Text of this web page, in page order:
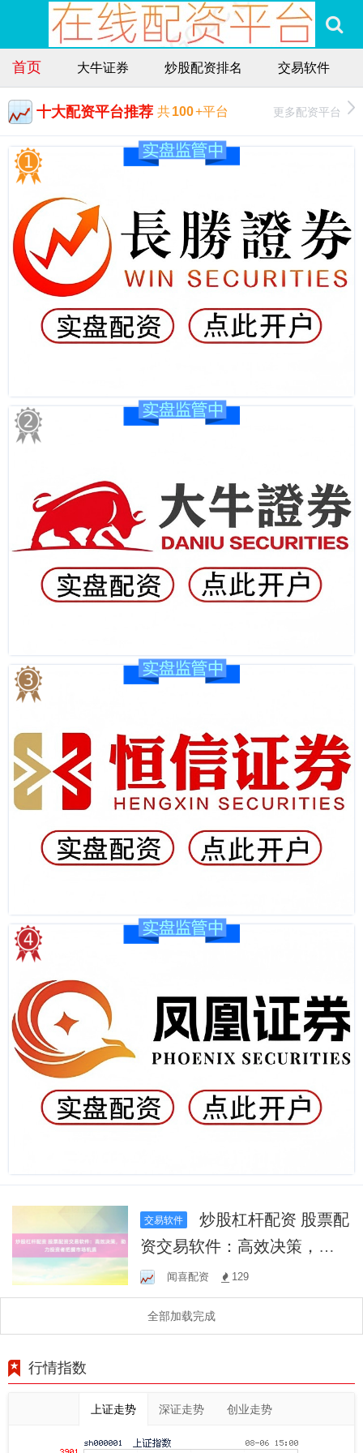
首页 大牛证券 炒股配资排名 交易软件
十大配资平台推荐 共100+平台 更多配资平台
交易软件
炒股杠杆配资 股票配
资交易软件：高效决策，助
力投资者把握市场机遇
闻喜配资 129
全部加载完成
行情指数
上证走势 深证走势 创业走势